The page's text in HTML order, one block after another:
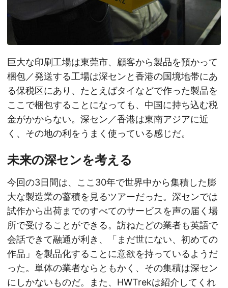
巨大な印刷工場は東莞市、顧客から製品を預かって
梱包／発送する工場は深センと香港の国境地帯にあ
る保税区にあり、たとえばタイなどで作った製品を
ここで梱包することになっても、中国に持ち込む税
金がかからない。深セン／香港は東南アジアに近
く、その地の利をうまく使っている感じだ。
未来の深センを考える
今回の3日間は、ここ30年で世界中から集積した膨
大な製造業の蓄積を見るツアーだった。深センでは
試作から出荷までのすべてのサービスを声の届く場
所で受けることができる。訪ねたどの業者も英語で
会話できて融通が利き、「まだ世にない、初めての
作品」を製品化することに意欲を持っているようだ
った。単体の業者ならともかく、その集積は深セン
にしかないものだ。また、HWTrekは紹介してくれ